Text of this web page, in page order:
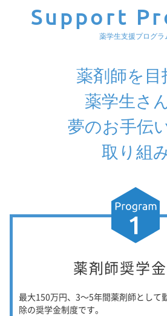
Support
薬学生支援プログラ
薬剤師奨学
最大150万円、3～5年間薬剤師として
除の奨学金制度です。